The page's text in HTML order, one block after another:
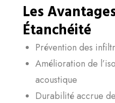
Les
Étanchéité
Prévention des
Amélioration de
acoustique
Durabilité accrue